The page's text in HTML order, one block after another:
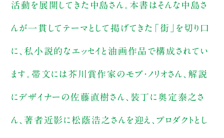
活動を展開してきた中島さん。本書はそんな中島さ
んが一貫してテーマとして掲げてきた「街」を切り口
に、私小説的なエッセイと油画作品で構成されてい
ます。帯文には芥川賞作家のモブ・ノリオさん、解説
にデザイナーの佐藤直樹さん、装丁に奥定泰之さ
ん、著者近影に松蔭浩之さんを迎え、プロダクトとし